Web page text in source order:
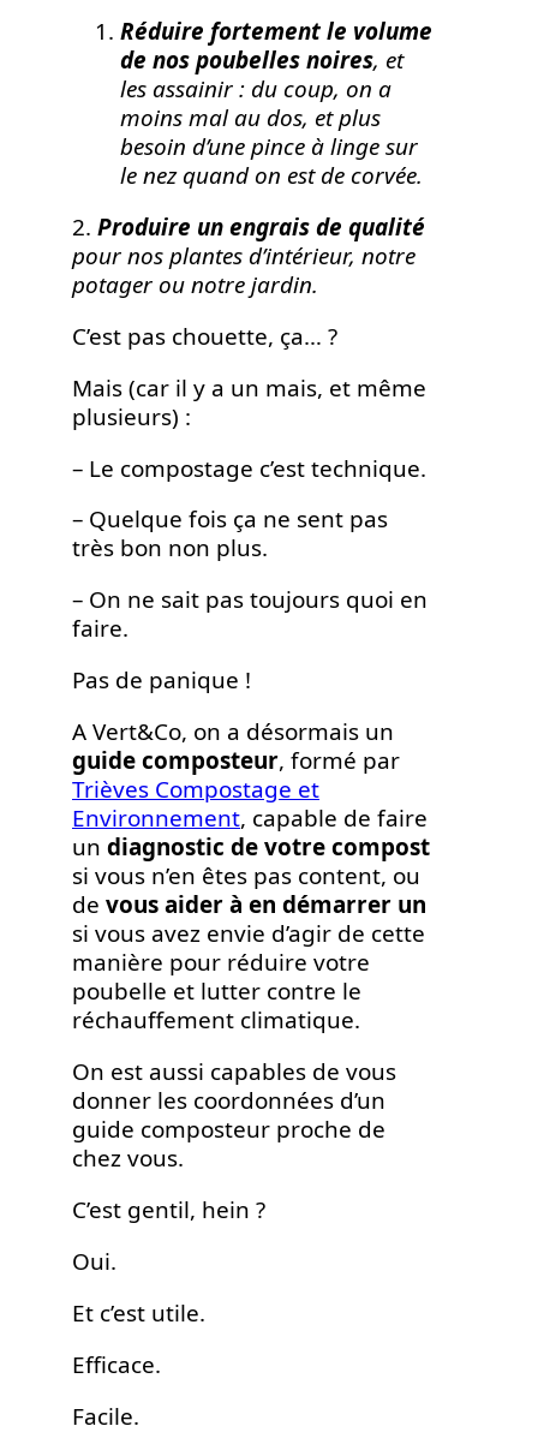
Réduire fortement le volume
de nos poubelles noires, et
les assainir : du coup, on a
moins mal au dos, et plus
besoin d’une pince à linge sur
le nez quand on est de corvée.
2. Produire un engrais de qualité
pour nos plantes d’intérieur, notre
potager ou notre jardin.
C’est pas chouette, ça… ?
Mais (car il y a un mais, et même
plusieurs) :
– Le compostage c’est technique.
– Quelque fois ça ne sent pas
très bon non plus.
– On ne sait pas toujours quoi en
faire.
Pas de panique !
A Vert&Co, on a désormais un
guide composteur, formé par
Trièves Compostage et
Environnement, capable de faire
un diagnostic de votre compost
si vous n’en êtes pas content, ou
de vous aider à en démarrer un
si vous avez envie d’agir de cette
manière pour réduire votre
poubelle et lutter contre le
réchauffement climatique.
On est aussi capables de vous
donner les coordonnées d’un
guide composteur proche de
chez vous.
C’est gentil, hein ?
Oui.
Et c’est utile.
Efficace.
Facile.